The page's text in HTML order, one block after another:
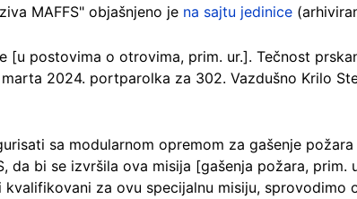
MAFFS" objašnjeno je na sajtu jedinice
[u postovima o otrovima, prim. ur.]. Tečnost
2024. portparolka za 302. Vazdušno Krilo
sa modularnom opremom za gašenje
da bi se izvršila ova misija [gašenja požara, prim.
za ovu specijalnu misiju, sprovodimo